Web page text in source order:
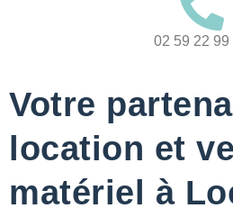
02 59 22 99
Votre
location et
matériel à